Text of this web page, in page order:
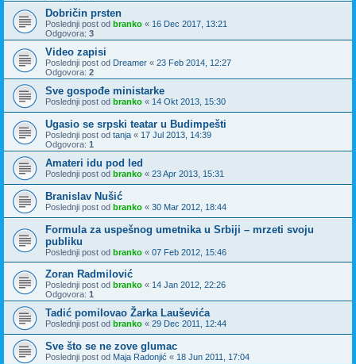
Dobričin prsten
Poslednji post od branko « 16 Dec 2017, 13:21
Odgovora: 3
Video zapisi
Poslednji post od Dreamer « 23 Feb 2014, 12:27
Odgovora: 2
Sve gospođe ministarke
Poslednji post od branko « 14 Okt 2013, 15:30
Ugasio se srpski teatar u Budimpešti
Poslednji post od tanja « 17 Jul 2013, 14:39
Odgovora: 1
Amateri idu pod led
Poslednji post od branko « 23 Apr 2013, 15:31
Branislav Nušić
Poslednji post od branko « 30 Mar 2012, 18:44
Formula za uspešnog umetnika u Srbiji – mrzeti svoju
publiku
Poslednji post od branko « 07 Feb 2012, 15:46
Zoran Radmilović
Poslednji post od branko « 14 Jan 2012, 22:26
Odgovora: 1
Tadić pomilovao Žarka Lauševića
Poslednji post od branko « 29 Dec 2011, 12:44
Sve što se ne zove glumac
Poslednji post od Maja Radonjić « 18 Jun 2011, 17:04